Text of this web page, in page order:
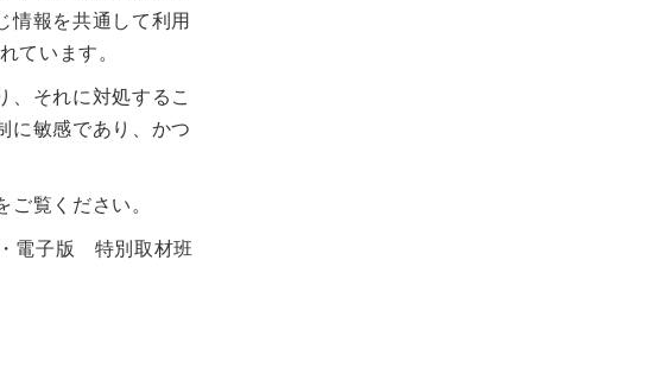
情報を共通して利用
ています。
、それに対処するこ
に敏感であり、かつ
覧ください。
電子版 特別取材班